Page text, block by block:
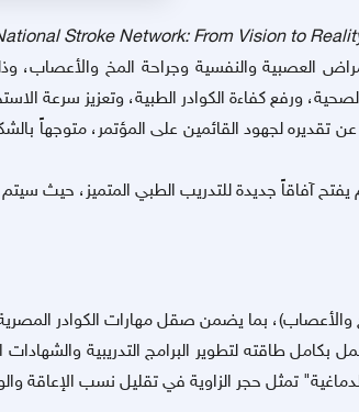
Stroke Network: From Vision to
العصبية والنفسية وجراحة المخ والأعصاب،
ورفع كفاءة الكوادر الطبية، وتعزيز سرعة
عن تقديره لجهود القائمين على المؤتمر، متوجهاً
آفاقاً جديدة للتدريب الطبي المتميز، حيث
بما يضمن صقل مهارات الكوادر
طاقته لتطوير البرامج التدريبية
تمثل حجر الزاوية في تقليل نسب الإعاقة